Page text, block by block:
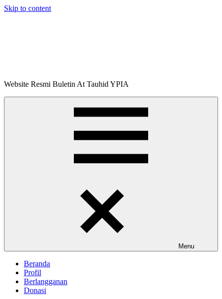
Skip to content
Buletin
Website Resmi Buletin At Tauhid YPIA
Menu
Beranda
Profil
Berlangganan
Donasi